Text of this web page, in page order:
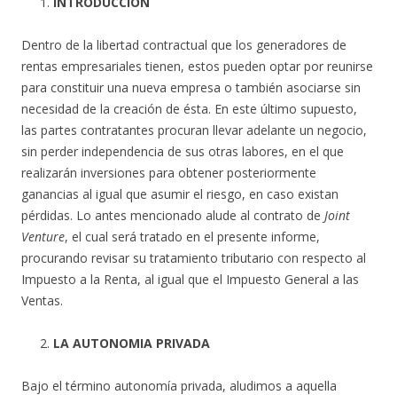
Dentro de la libertad contractual que los generadores de
rentas empresariales tienen, estos pueden optar por reunirse
para constituir una nueva empresa o también asociarse sin
necesidad de la creación de ésta. En este último supuesto,
las partes contratantes procuran llevar adelante un negocio,
sin perder independencia de sus otras labores, en el que
realizarán inversiones para obtener posteriormente
ganancias al igual que asumir el riesgo, en caso existan
pérdidas. Lo antes mencionado alude al contrato de Joint
Venture, el cual será tratado en el presente informe,
procurando revisar su tratamiento tributario con respecto al
Impuesto a la Renta, al igual que el Impuesto General a las
Ventas.
LA AUTONOMIA PRIVADA
Bajo el término autonomía privada, aludimos a aquella